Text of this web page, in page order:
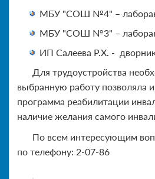
МБУ "СОШ №4" –
МБУ "СОШ №3" –
ИП Салеева Р.Х. -
Для трудоустройства
выбранную работу позволяла
программа реабилитации
наличие желания самого
По всем интересующим
по телефону: 2-07-86